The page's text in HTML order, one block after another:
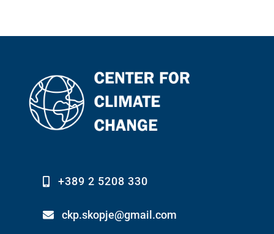
+389 2 5208 330
ckp.skopje@gmail.com